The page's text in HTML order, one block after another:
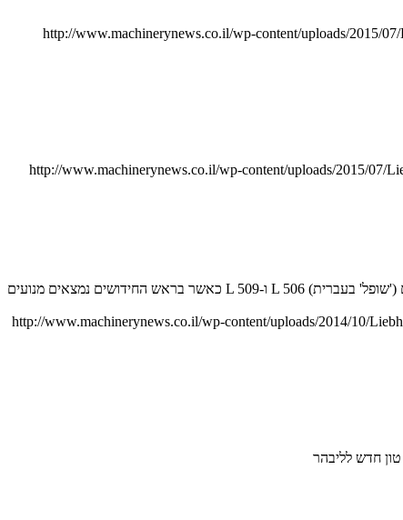
http://www.machinerynews.co.il/wp-content/uploads/2015/
http://www.machinerynews.co.il/wp-content/uploads/2015/07/
ענקית הצמ"ה הגרמנייה מרעננת את המעמיסים הקומפקטיים במנועים חדשים ונקיים ושיפורים נוספים. הדור הבא של המעמיסים האופניים הקומפקטיים ('שופל' בעברית) L 506 ו-L 509 כאשר בראש החידושים נמצאים מנועים
http://www.machinerynews.co.il/wp-content/uploads/2014/10/